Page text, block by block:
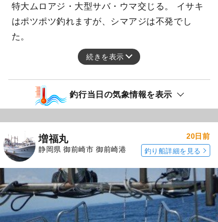
特大ムロアジ・大型サバ・ウマ交じる。 イサキ
はポツポツ釣れますが、シマアジは不発でし
た。
続きを表示
釣行当日の気象情報を表示
増福丸
静岡県 御前崎市 御前崎港
20日前
釣り船詳細を見る